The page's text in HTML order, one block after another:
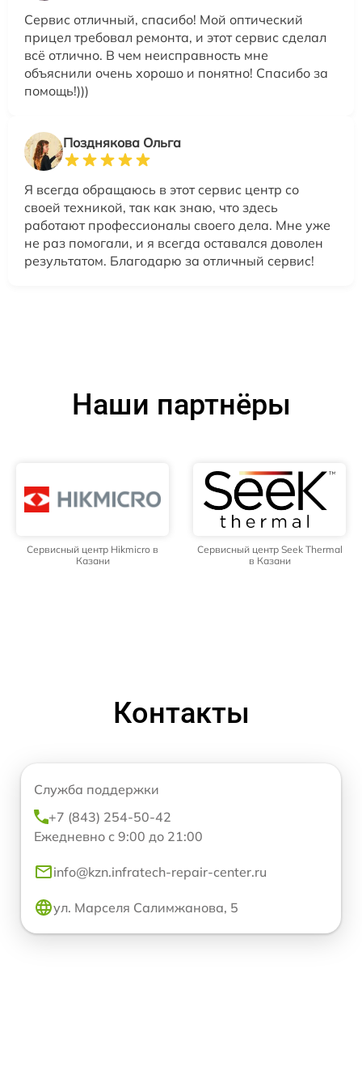
Сервис отличный, спасибо! Мой оптический
прицел требовал ремонта, и этот сервис сделал
всё отлично. В чем неисправность мне
объяснили очень хорошо и понятно! Спасибо за
помощь!)))
Позднякова Ольга
Я всегда обращаюсь в этот сервис центр со
своей техникой, так как знаю, что здесь
работают профессионалы своего дела. Мне уже
не раз помогали, и я всегда оставался доволен
результатом. Благодарю за отличный сервис!
Наши партнёры
Сервисный центр Hikmicro в
Казани
Сервисный центр Seek Thermal
в Казани
Контакты
Служба поддержки
+7 (843) 254-50-42
Ежедневно с 9:00 до 21:00
info@kzn.infratech-repair-center.ru
ул. Марселя Салимжанова, 5